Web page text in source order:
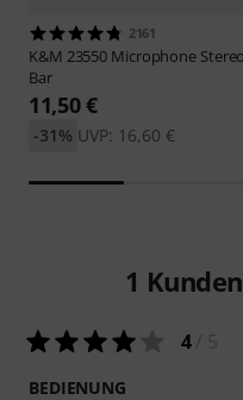
2161
K&M 23550 Microphone Stereo
Bar
11,50 €
UVP: 16,60 €
-31%
1
4/ 5
BEDIENUNG